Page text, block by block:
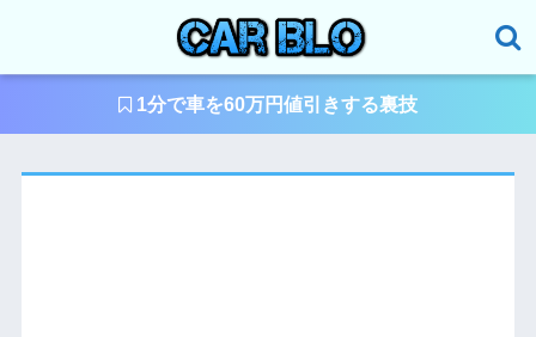
1分で車を60万円値引きする裏技